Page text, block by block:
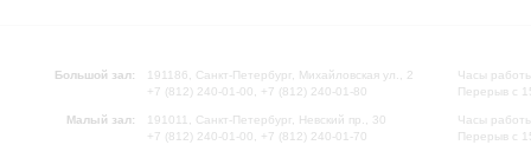
Большой зал:
191186, Санкт-Петербург, Михайловская ул., 2
+7 (812) 240-01-00, +7 (812) 240-01-80
Малый зал:
191011, Санкт-Петербург, Невский пр., 30
+7 (812) 240-01-00, +7 (812) 240-01-70
Часы
Перерыв с
Часы
Перерыв с